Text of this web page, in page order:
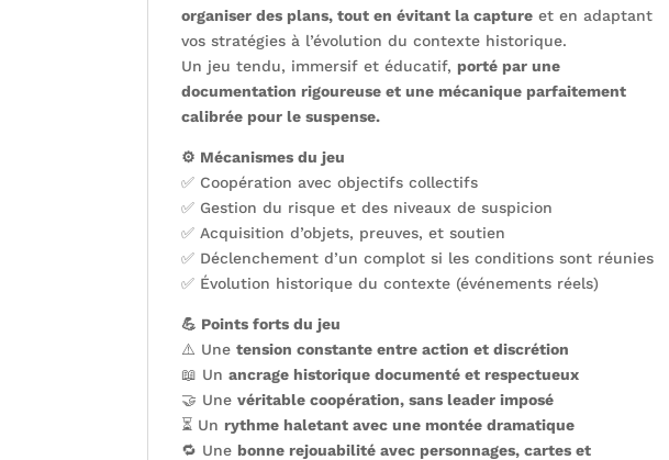
organiser des plans, tout en évitant la capture et en adaptant
vos stratégies à l’évolution du contexte historique.
Un jeu tendu, immersif et éducatif, porté par une
documentation rigoureuse et une mécanique parfaitement
calibrée pour le suspense.
⚙️ Mécanismes du jeu
✅ Coopération avec objectifs collectifs
✅ Gestion du risque et des niveaux de suspicion
✅ Acquisition d’objets, preuves, et soutien
✅ Déclenchement d’un complot si les conditions sont réunies
✅ Évolution historique du contexte (événements réels)
💪 Points forts du jeu
⚠️ Unetension constante entre action et discrétion
📖 Unancrage historique documenté et respectueux
🤝 Unevéritable coopération, sans leader imposé
⏳ Un rythme haletant avec une montée dramatique
🔁 Une bonne rejouabilité avec personnages, cartes et